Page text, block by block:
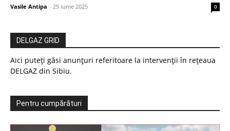
Vasile Antipa - 25 iunie 2025 0
DELGAZ GRID
Aici puteți găsi anunțuri referitoare la intervenții în rețeaua
DELGAZ din Sibiu.
Pentru cumpărături